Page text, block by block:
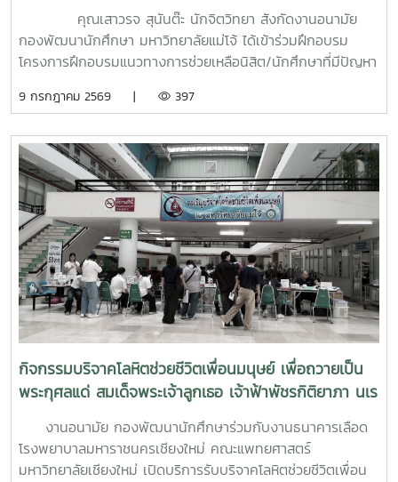
คุณเสาวรจ สุนันต๊ะ นักจิตวิทยา สังกัดงานอนามัย
กองพัฒนานักศึกษา มหาวิทยาลัยแม่โจ้ ได้เข้าร่วมฝึกอบรม
โครงการฝึกอบรมแนวทางการช่วยเหลือนิสิต/นักศึกษาที่มีปัญหา
ที่ 6–7 กรกฎาคม 2569 ณ ห้องบรรยาย ชั้น 1 กองพัฒนานิสิต
บุคลากรจากทั้งเครือข่าย ทปอ. และเครือข่ายสมาคมอุดมศึกษา
เอกชนแห่งประเทศไทย (สสอท.) การอบรมครั้งนี้มุ่งเน้นการ
พัฒนาองค์ความรู้และทักษะที่จำเป็นในการดูแลนิสิตนักศึกษา
ครอบคลุมตั้งแต่:ความรู้พื้นฐานด้านสุขภาพจิต: เรียนรู้แนวโน้ม
ปัญหา และปัจจัยเสี่ยงต่าง ๆ การคัดกรองและประเมินสุขภาพจิต
เบื้องต้น: ด้วยเครื่องมือมาตรฐาน เช่น DASS-21, PHQ-9 และ
ST-5 ทักษะการให้คำปรึกษาเบื้องต้น: อาทิ การฟังอย่างตั้งรับ
(Active Listening), ความเข้าใจใส่ใจ (Empathy) และการ
ปฐมพยาบาลทางจิตใจ (Psychological First Aid: PFA)
นอกจากนี้ ยังมีการเรียนรู้ระบบการดูแลและการส่งต่อกรณี
ฉุกเฉิน การทำงานร่วมกับผู้เชี่ยวชาญทางการแพทย์ ตลอดจน
การติดตามดูแลนิสิตอย่างต่อเนื่องสำหรับวันที่สองของการอบรม
มุ่งเน้นการจัดการสถานการณ์วิกฤตในมหาวิทยาลัย เช่น ภาวะ
เสี่ยงต่อการฆ่าตัวตาย การทำร้ายตนเอง ความรุนแรง และการก
ลั่นแกล้งทางไซเบอร์ (Cyberbullying) รวมถึงการออกแบบ
กิจกรรมเชิงป้องกันเพื่อสร้างความยืดหยุ่นทางใจ (Resilience)
9 กรกฎาคม 2569 | 397
กิจกรรมบริจาคโลหิตช่วยชีวิตเพื่อนมนุษย์ เพื่อถวายเป็น
พระกุศลแด่ สมเด็จพระเจ้าลูกเธอ เจ้าฟ้าพัชรกิติยาภา นเร
นทิราเทพยวดี กรมหลวงราช สาริณีสิริพัชร มหาวัชรราช
ธิดางานอนามัย กองพัฒนานักศึกษาร่วมกับงานธนาคารเลือด
โรงพยาบาลมหาราชนครเชียงใหม่ คณะแพทยศาสตร์
มหาวิทยาลัยเชียงใหม่ เปิดบริการรับบริจาคโลหิตช่วยชีวิตเพื่อน